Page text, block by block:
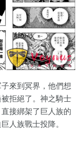
來到冥界，他們想
拒絕了。神之騎士
接綁架了巨人族的
人族戰士投降。